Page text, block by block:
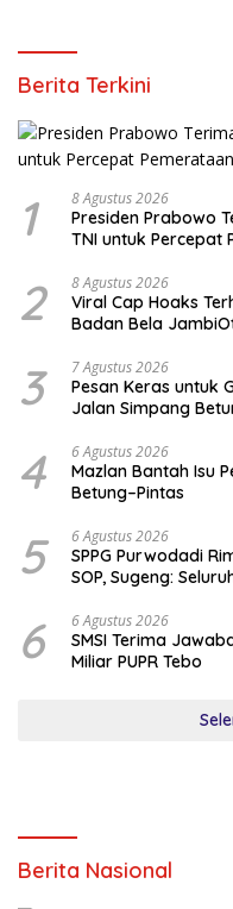
Berita Terkini
1 8 Agustus 2026
Presiden Prabowo
TNI untuk Percepat
2 8 Agustus 2026
Viral Cap Hoaks
Badan Bela
3 7 Agustus 2026
Pesan Keras untuk
Jalan Simpang
4 6 Agustus 2026
Mazlan Bantah Isu
Betung–Pintas
5 6 Agustus 2026
SPPG Purwodadi
SOP, Sugeng:
6 6 Agustus 2026
SMSI Terima
Miliar PUPR Tebo
Berita Nasional